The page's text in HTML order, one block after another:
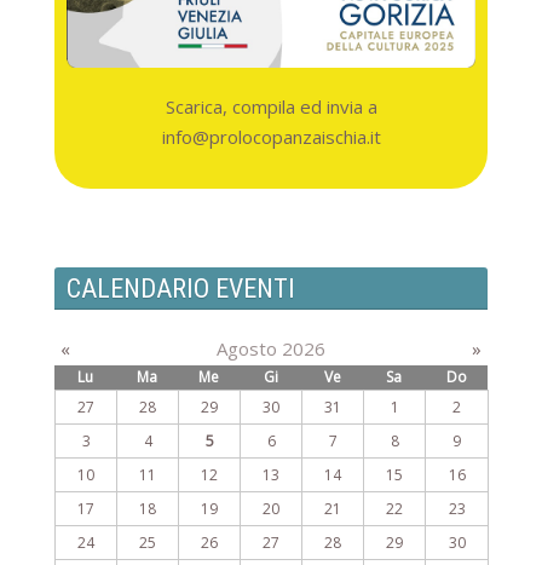
Scarica, compila ed invia a
info@prolocopanzaischia.it
CALENDARIO EVENTI
« Agosto 2026 »
Lu Ma Me Gi Ve Sa
Do
27
28 29 30 31 1
2
3
4 5 6 7 8
9
10
11 12 13 14 15
16
17
18 19 20 21 22
23
24
25 26 27 28 29
30